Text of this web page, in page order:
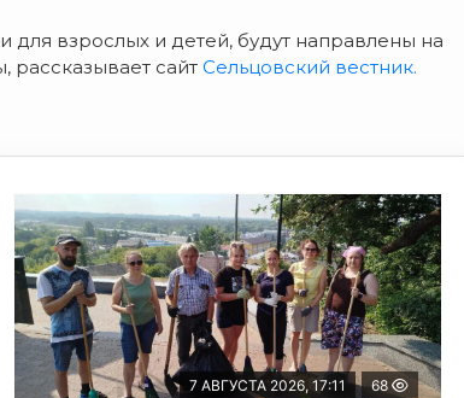
взрослых и детей, будут направлены на
сайт Сельцовский вестник.
7 АВГУСТА 2026, 17:11 68